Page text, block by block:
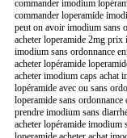
commander imodium
commander loperamide
peut on avoir imodium sans
acheter loperamide 2mg prix
imodium sans ordonnance
acheter lopéramide
acheter imodium caps achat
lopéramide avec ou sans
loperamide sans
prendre imodium sans
acheter lopéramide imodium